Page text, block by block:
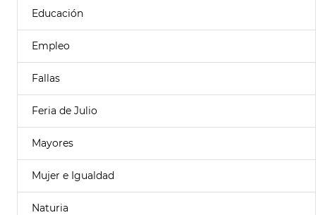
Educación
Empleo
Fallas
Feria de Julio
Mayores
Mujer e Igualdad
Naturia